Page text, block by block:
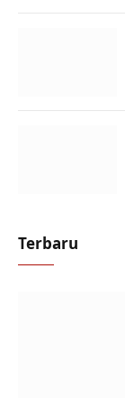
Terbaru